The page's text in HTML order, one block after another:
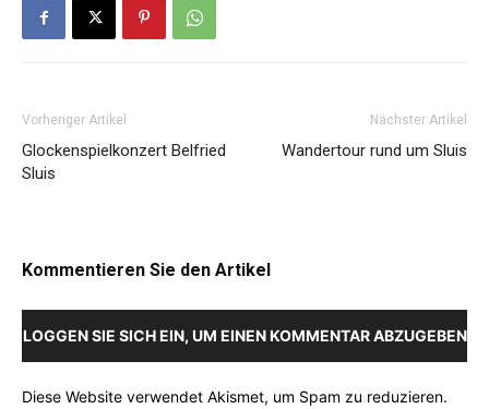
Vorheriger Artikel
Glockenspielkonzert Belfried
Sluis
Nächster Artikel
Wandertour rund um Sluis
Kommentieren Sie den Artikel
LOGGEN SIE SICH EIN, UM EINEN KOMMENTAR ABZUGEBEN
Diese Website verwendet Akismet, um Spam zu reduzieren.